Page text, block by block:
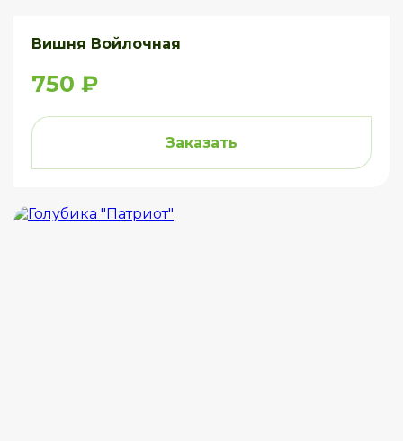
Вишня Войлочная
750 ₽
Заказать